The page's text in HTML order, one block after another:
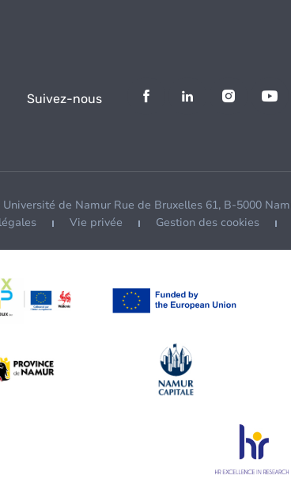
Suivez-nous
Université de Namur Rue de Bruxelles 61, B-5000
Vie privée Gestion des cookies